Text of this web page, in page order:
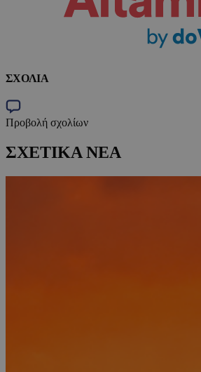
ΣΧΟΛΙΑ
Προβολή σχολίων
ΣΧΕΤΙΚΑ ΝΕΑ